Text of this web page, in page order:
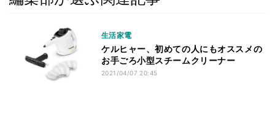
生活家電
ケルヒャー、初めての人にもオススメの
お手ごろ小型スチームクリーナー
2021/04/07 20:45